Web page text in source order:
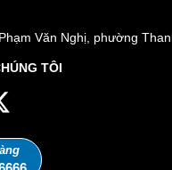
Văn Nghị, phường
TÔI